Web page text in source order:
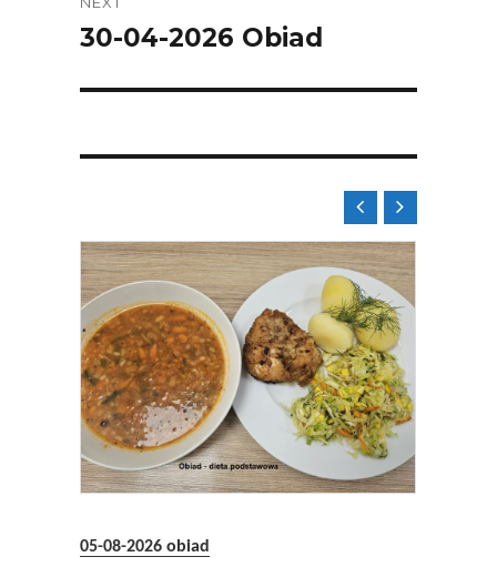
Next
30-04-2026 Obiad

05-08-2026 obiad
